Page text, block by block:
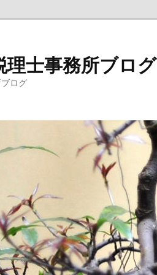
理士事務所ブログ
ログ